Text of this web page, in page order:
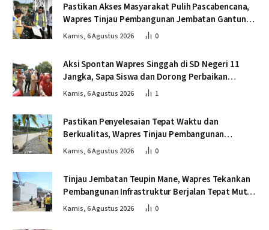
Pastikan Akses Masyarakat Pulih Pascabencana,
Wapres Tinjau Pembangunan Jembatan Gantung
Kendawi
Kamis, 6 Agustus 2026 0
Aksi Spontan Wapres Singgah di SD Negeri 11
Jangka, Sapa Siswa dan Dorong Perbaikan
Sekolah
Kamis, 6 Agustus 2026 1
Pastikan Penyelesaian Tepat Waktu dan
Berkualitas, Wapres Tinjau Pembangunan
Jembatan Lumut
Kamis, 6 Agustus 2026 0
Tinjau Jembatan Teupin Mane, Wapres Tekankan
Pembangunan Infrastruktur Berjalan Tepat Mutu
dan Tepat Waktu
Kamis, 6 Agustus 2026 0